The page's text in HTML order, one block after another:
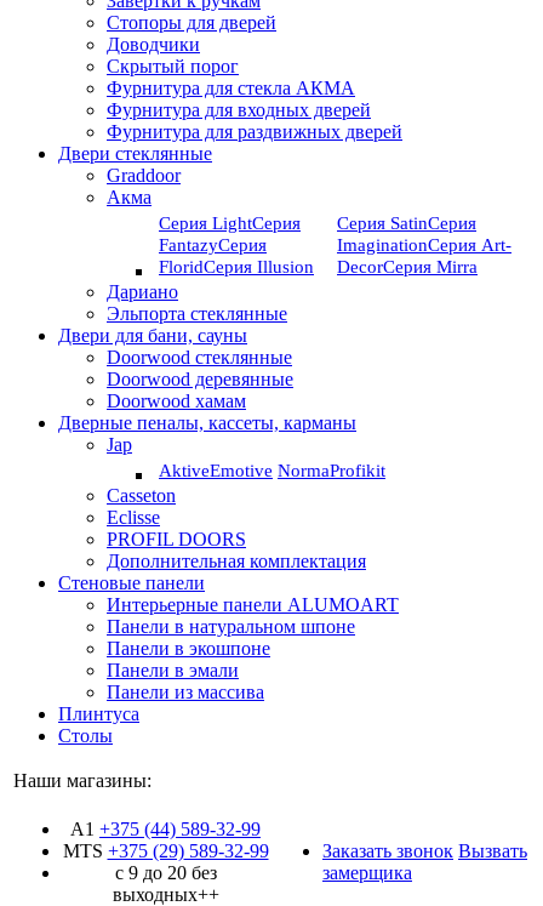
Стопоры для дверей
Доводчики
Скрытый порог
Фурнитура для стекла АКМА
Фурнитура для входных дверей
Фурнитура для раздвижных дверей
Двери стеклянные
Graddoor
Акма
Серия LightСерия
FantazyСерия
FloridСерия Illusion
Серия SatinСерия
ImaginationСерия Art-
DeсorСерия Mirra
Дариано
Эльпорта стеклянные
Двери для бани, сауны
Doorwood стеклянные
Doorwood деревянные
Doorwood хамам
Дверные пеналы, кассеты, карманы
Jap
AktiveEmotive NormaProfikit
Casseton
Eclisse
PROFIL DOORS
Дополнительная комплектация
Стеновые панели
Интерьерные панели ALUMOART
Панели в натуральном шпоне
Панели в экошпоне
Панели в эмали
Панели из массива
Плинтуса
Столы
Наши магазины:
A1 +375 (44) 589-32-99
MTS +375 (29)589-32-99
с 9 до 20 без
выходных++
Заказать звонок Вызвать
замерщика